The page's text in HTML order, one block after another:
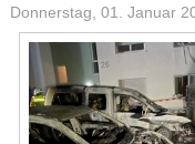
Donnerstag, 01. Januar